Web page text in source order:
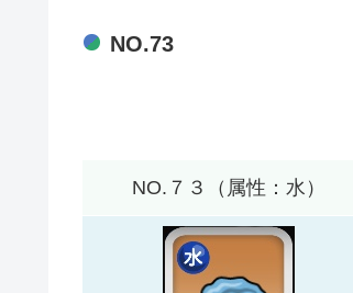
NO.73
NO.７３（属性：水）